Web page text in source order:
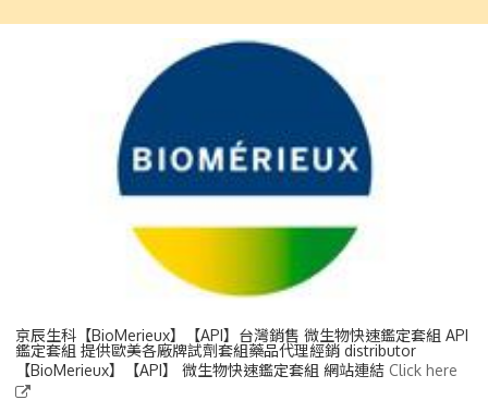
京辰生科【BioMerieux】【API】台灣銷售 微生物快速鑑定套組 API
鑑定套組 提供歐美各廠牌試劑套組藥品代理經銷 distributor
【BioMerieux】【API】 微生物快速鑑定套組 網站連結 Click here